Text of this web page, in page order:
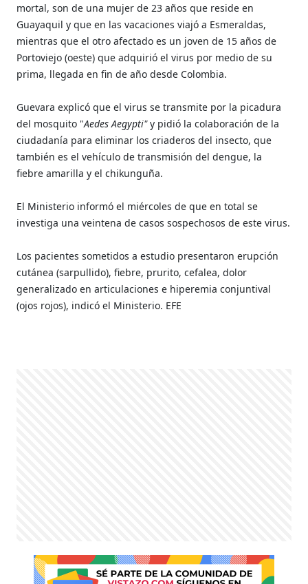
mortal, son de una mujer de 23 años que reside en
Guayaquil y que en las vacaciones viajó a Esmeraldas,
mientras que el otro afectado es un joven de 15 años de
Portoviejo (oeste) que adquirió el virus por medio de su
prima, llegada en fin de año desde Colombia.
Guevara explicó que el virus se transmite por la picadura
del mosquito "Aedes Aegypti"y pidió la colaboración de la
ciudadanía para eliminar los criaderos del insecto, que
también es el vehículo de transmisión del dengue, la
fiebre amarilla y el chikunguña.
El Ministerio informó el miércoles de que en total se
investiga una veintena de casos sospechosos de este virus.
Los pacientes sometidos a estudio presentaron erupción
cutánea (sarpullido), fiebre, prurito, cefalea, dolor
generalizado en articulaciones e hiperemia conjuntival
(ojos rojos), indicó el Ministerio. EFE